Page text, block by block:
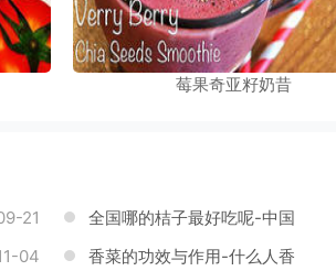
莓果奇亚籽奶昔
21
全国哪的桔子最好吃呢-中国
最好吃的桔子排名
04
香菜的功效与作用-什么人香